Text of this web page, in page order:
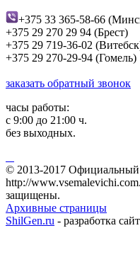
+375 33 365-58-66
+375 29 270 29 94 (Брест)
+375 29 719-36-02
+375 29 270-29-94 (Гомель)
заказать обратный звонок
часы работы:
с 9:00 до 21:00 ч.
без выходных.
© 2013-2017
http://
защищены.
Архивные страницы
ShilGen.ru - разработка